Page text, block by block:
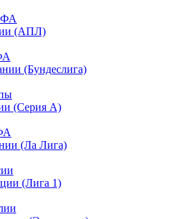
(АПЛ)
(Бундеслига)
(Серия А)
(Ла Лига)
(Лига 1)